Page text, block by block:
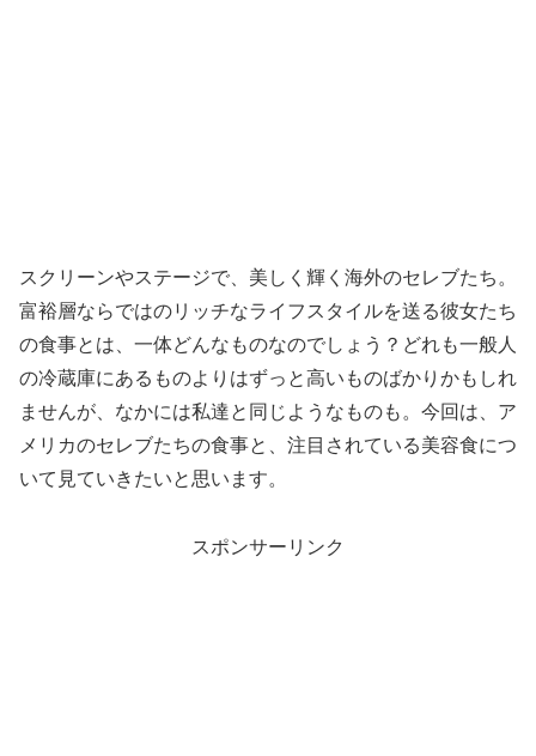
スクリーンやステージで、美しく輝く海外のセレブたち。
富裕層ならではのリッチなライフスタイルを送る彼女たち
の食事とは、一体どんなものなのでしょう？どれも一般人
の冷蔵庫にあるものよりはずっと高いものばかりかもしれ
ませんが、なかには私達と同じようなものも。今回は、ア
メリカのセレブたちの食事と、注目されている美容食につ
いて見ていきたいと思います。
スポンサーリンク